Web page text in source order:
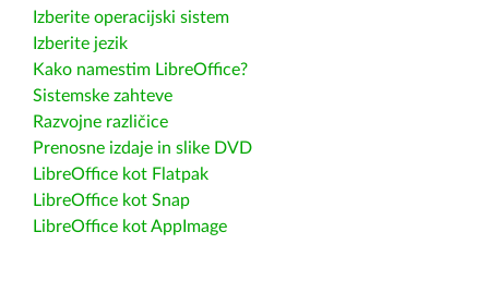
Izberite operacijski sistem
Izberite jezik
Kako namestim LibreOffice?
Sistemske zahteve
Razvojne različice
Prenosne izdaje in slike DVD
LibreOffice kot Flatpak
LibreOffice kot Snap
LibreOffice kot AppImage